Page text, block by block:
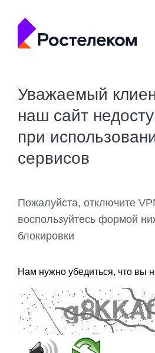
Уважаемый
наш сайт
при
сервисов
Пожалуйста, отключите
воспользуйтесь формой
блокировки
Нам нужно убедиться, что вы